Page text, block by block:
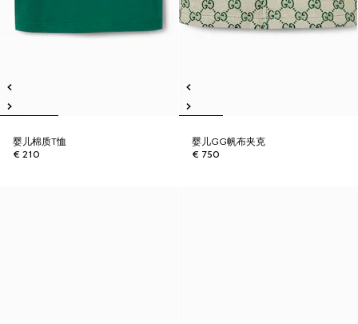
婴儿棉质T恤
€ 210
婴儿GG帆布夹克
€ 750